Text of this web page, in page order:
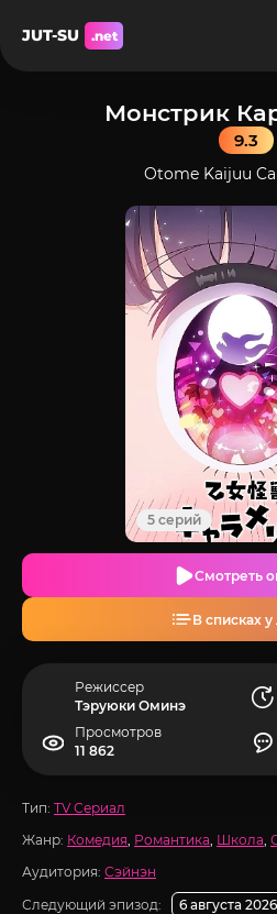
JUT-SU .net
Монстрик
9.3
Otome Kaijuu
5 серий
Смотреть
В списках
Режиссер
Тэруюки Оминэ
Просмотров
11 862
Тип: TV Сериал
Жанр: Комедия, Романтика, Школа,
Аудитория: Сэйнэн
Следующий эпизод:
6 августа